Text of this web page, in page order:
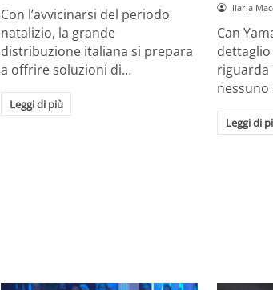
Con l’avvicinarsi del periodo
natalizio, la grande
distribuzione italiana si prepara
a offrire soluzioni di…
Leggi di più
Ilaria
Can
riguarda
Leggi di